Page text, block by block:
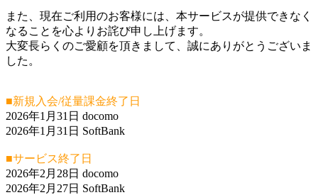
また、現在ご利用のお客様には、本サービスが提供できなく
なることを心よりお詫び申し上げます。
大変長らくのご愛顧を頂きまして、誠にありがとうございま
した。
■新規入会/従量課金終了日
2026年1月31日 docomo
2026年1月31日 SoftBank
■サービス終了日
2026年2月28日 docomo
2026年2月27日 SoftBank